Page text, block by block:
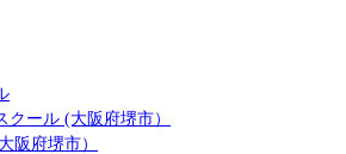
ール (大阪府堺市）
阪府堺市）